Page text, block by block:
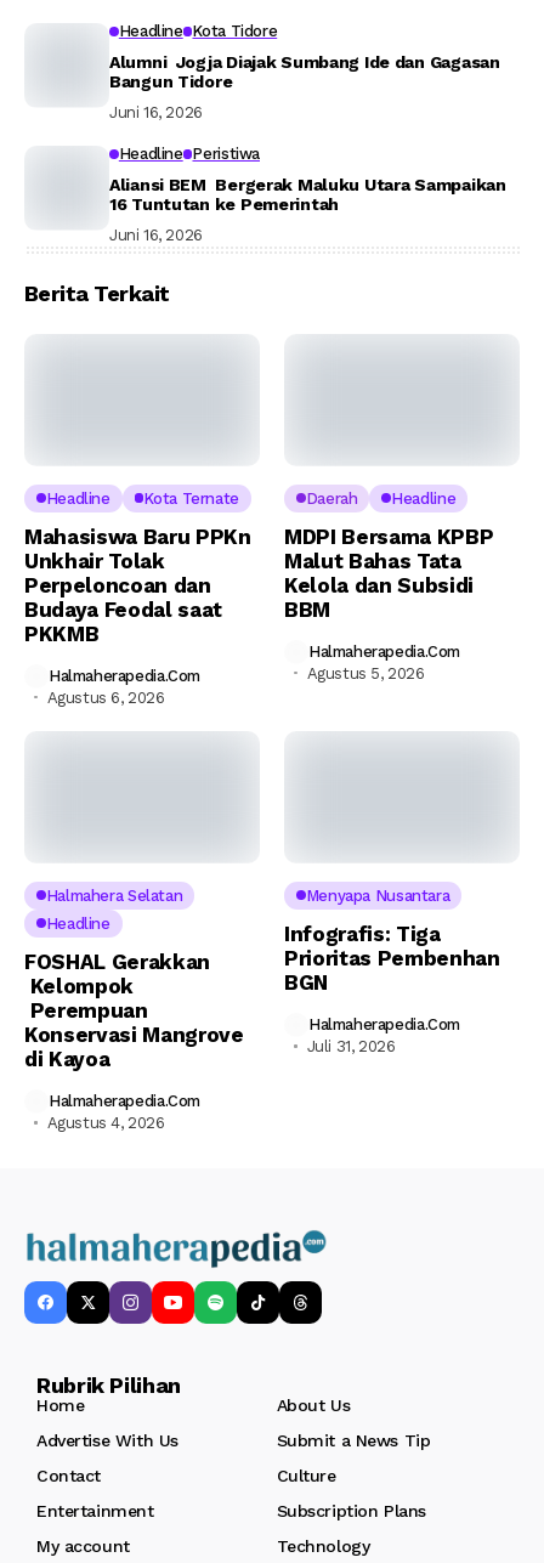
Headline Kota Tidore
Alumni Jogja Diajak Sumbang Ide dan Gagasan
Bangun Tidore
Juni 16, 2026
Headline Peristiwa
Aliansi BEM Bergerak Maluku Utara Sampaikan
16 Tuntutan ke Pemerintah
Juni 16, 2026
Berita Terkait
Headline Kota Ternate
Mahasiswa Baru PPKn
Unkhair Tolak
Perpeloncoan dan
Budaya Feodal saat
PKKMB
Halmaherapedia.com
Agustus 6, 2026
Daerah Headline
MDPI Bersama KPBP
Malut Bahas Tata
Kelola dan Subsidi
BBM
Halmaherapedia.com
Agustus 5, 2026
Halmahera Selatan
Headline
FOSHAL Gerakkan
Kelompok
Perempuan
Konservasi Mangrove
di Kayoa
Halmaherapedia.com
Agustus 4, 2026
Menyapa Nusantara
Infografis: Tiga
Prioritas Pembenhan
BGN
Halmaherapedia.com
Juli 31, 2026
Rubrik Pilihan
Home
About Us
Advertise With Us
Submit a News Tip
Contact
Culture
Entertainment
Subscription Plans
My account
Technology